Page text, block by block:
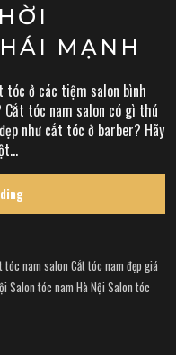
MẠNH
tóc ở các tiệm salon bình
Cắt tóc nam salon có gì thú
như cắt tóc ở barber? Hãy
tóc nam salon Cắt tóc nam đẹp giá
Salon tóc nam Hà Nội Salon tóc